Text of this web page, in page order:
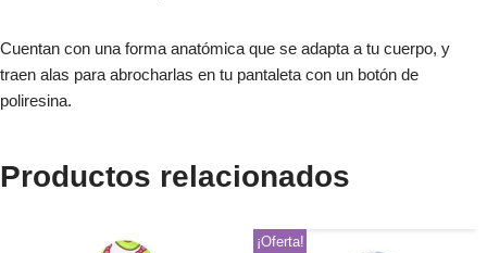
Cuentan con una forma anatómica que se adapta a tu cuerpo, y
traen alas para abrocharlas en tu pantaleta con un botón de
poliresina.
Productos relacionados
¡Oferta!